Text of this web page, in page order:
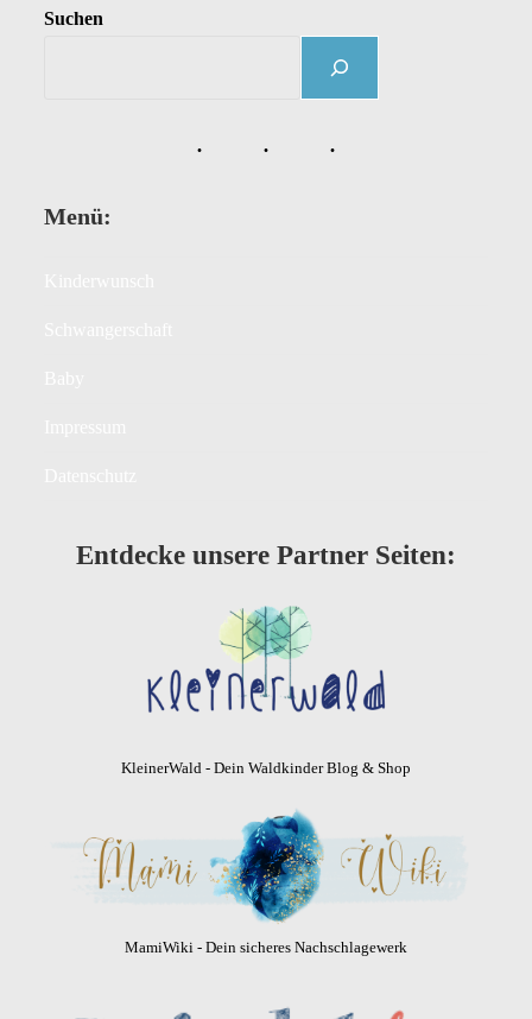
Suchen
Menü:
Entdecke unsere Partner Seiten:
KleinerWald - Dein Waldkinder Blog & Shop
MamiWiki - Dein sicheres Nachschlagewerk